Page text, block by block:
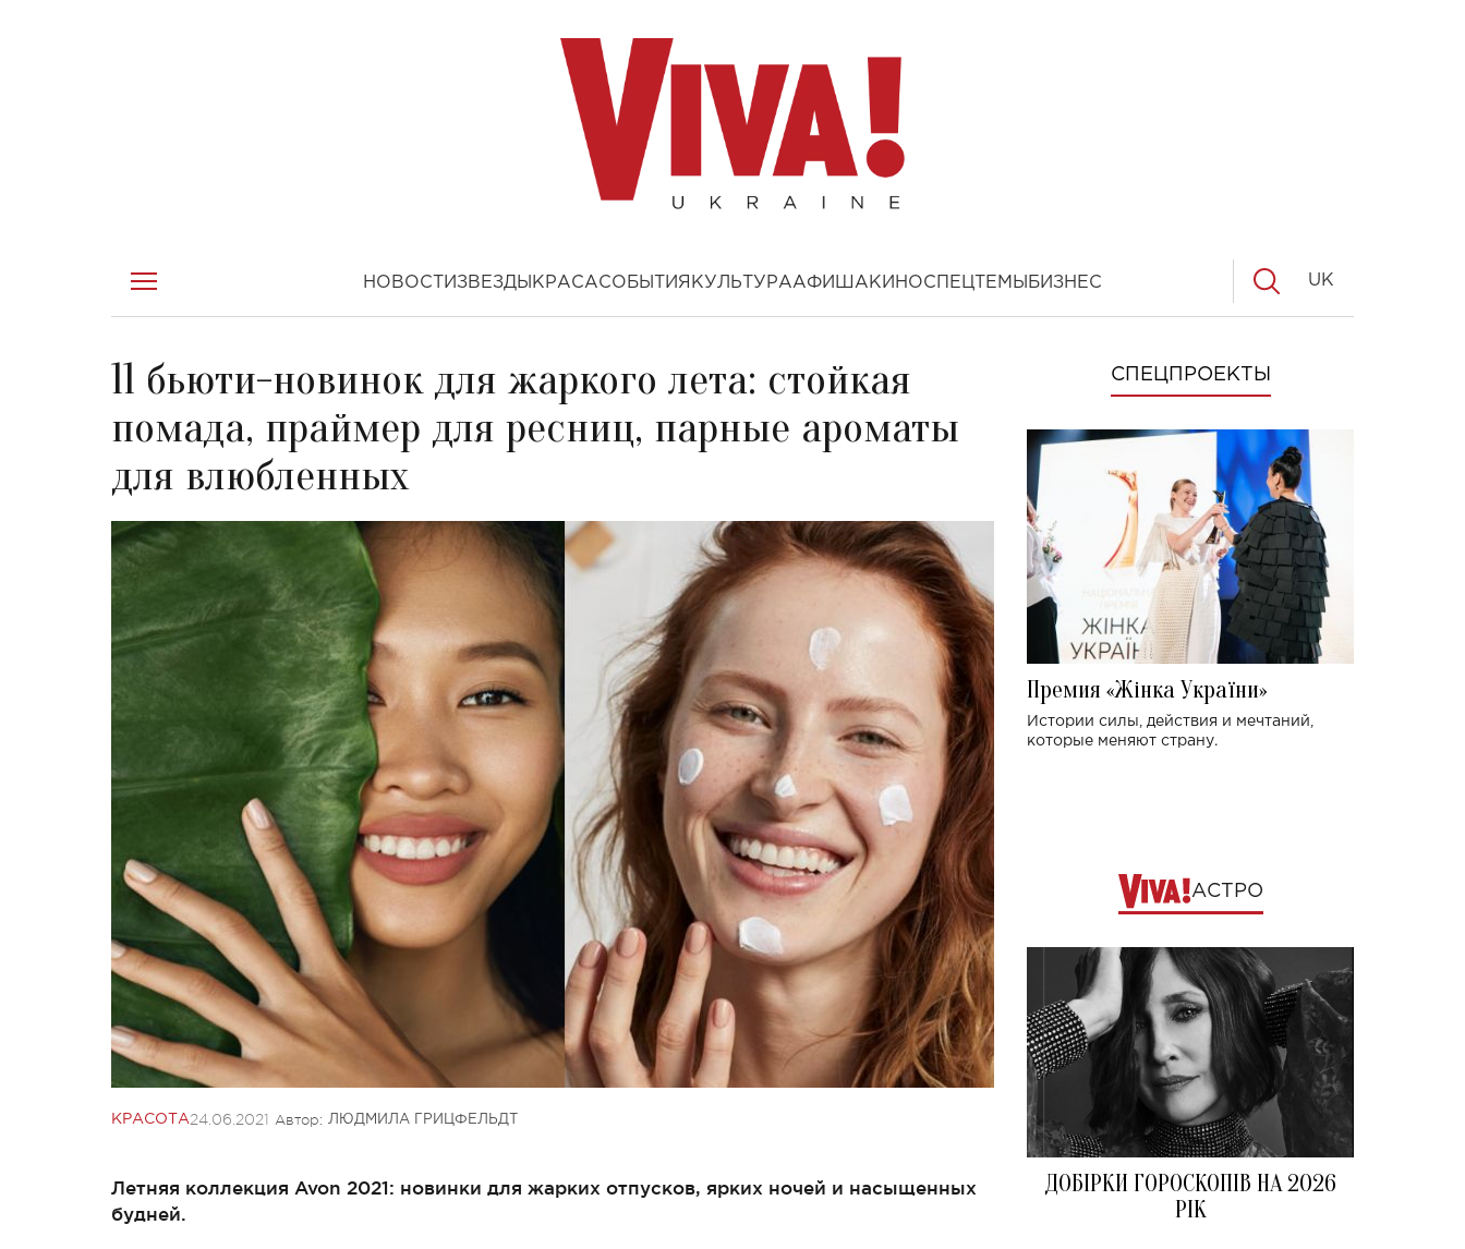
НОВОСТИ ЗВЕЗДЫ КРАСАСОБЫТИЯ КУЛЬТУРААФИША КИНОСПЕЦТЕМЫ БИЗНЕС UK
11 бьюти-новинок для жаркого лета: стойкая
помада, праймер для ресниц, парные ароматы
для влюбленных
КРАСОТА24.06.2021 Автор: ЛЮДМИЛА ГРИЦФЕЛЬДТ
Летняя коллекция Avon 2021: новинки для жарких отпусков, ярких ночей и насыщенных
будней.
СПЕЦПРОЕКТЫ
Премия «Жінка України»
Истории силы, действия и мечтаний,
которые меняют страну.
АСТРО
ДОБІРКИ ГОРОСКОПІВ НА 2026
РІК